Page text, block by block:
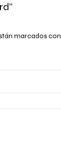
marcados con